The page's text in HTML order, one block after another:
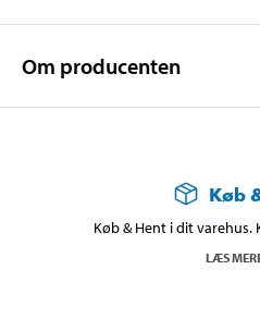
Om producenten
Køb
Køb & Hent i dit varehus.
LÆS